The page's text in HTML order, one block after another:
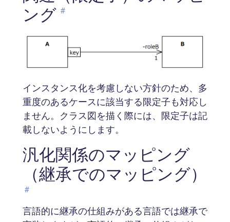
ング #
インスタンス化を考慮しない方針のため、多
重度のあるケースに該当する限定子も対応し
ません。クラス図を描く際には、限定子は記
載しないようにします。
汎化関係のマッピング
（継承でのマッピング）
#
言語的に継承の仕組みがある言語では継承で